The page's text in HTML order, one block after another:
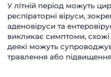
У літній період можуть
респіраторні віруси,
аденовіруси та
викликає симптоми,
деякі можуть
травлення або